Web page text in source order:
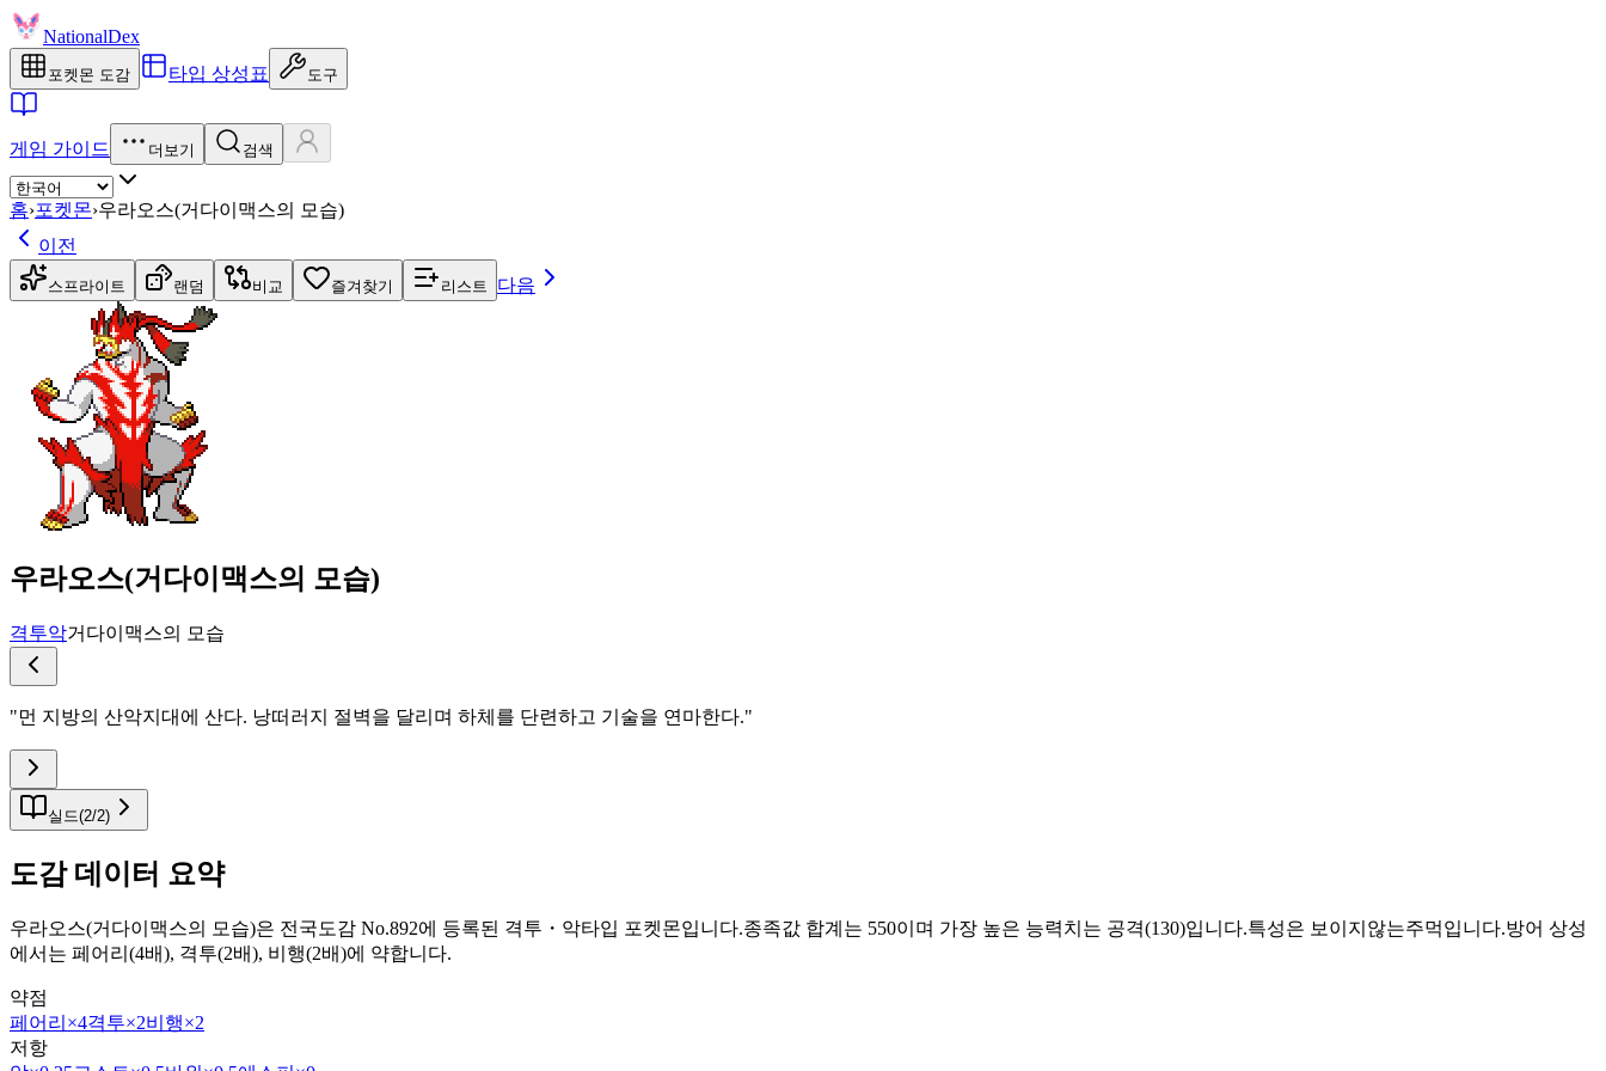
NationalDex
포켓몬 도감 타입 상성표 도구
게임 가이드 더보기 검색
홈›포켓몬›우라오스(거다이맥스의 모습)
이전
스프라이트 랜덤 비교 즐겨찾기 리스트 다음
우라오스(거다이맥스의 모습)
격투악거다이맥스의 모습
"먼 지방의 산악지대에 산다. 낭떠러지 절벽을 달리며 하체를 단련하고 기술을 연마한다."
실드(2/2)
도감 데이터 요약
우라오스(거다이맥스의 모습)은 전국도감 No.892에 등록된 격투・악타입 포켓몬입니다.종족값 합계는 550이며 가장 높은 능력치는 공격(130)입니다.특성은 보이지않는주먹입니다.방어 상성
에서는 페어리(4배), 격투(2배), 비행(2배)에 약합니다.
약점
페어리 ×4격투×2비행×2
저항